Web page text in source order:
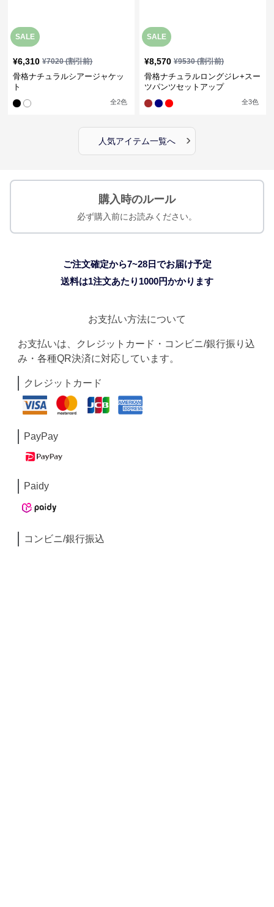
SALE
¥6,310 ¥7020(割引前)
骨格ナチュラルシアージャケッ
ト
全2色
SALE
¥8,570 ¥9530(割引前)
骨格ナチュラルロングジレ+スー
ツパンツセットアップ
全3色
人気アイテム一覧へ ›
購入時のルール
必ず購入前にお読みください。
ご注文確定から7~28日でお届け予定
送料は1注文あたり 1000円かかります
お支払い方法について
お支払いは、クレジットカード・コンビニ/銀行振り込
み・各種QR決済に対応しています。
クレジットカード
PayPay
Paidy
コンビニ/銀行振込